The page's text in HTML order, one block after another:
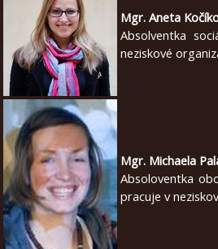
Mgr. Aneta
Absolventka
neziskové
Mgr. Michaela
Absoloventka
pracuje v